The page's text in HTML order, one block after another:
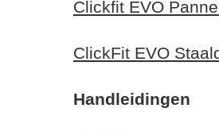
Clickfit EVO
ClickFit EVO
Handleidingen